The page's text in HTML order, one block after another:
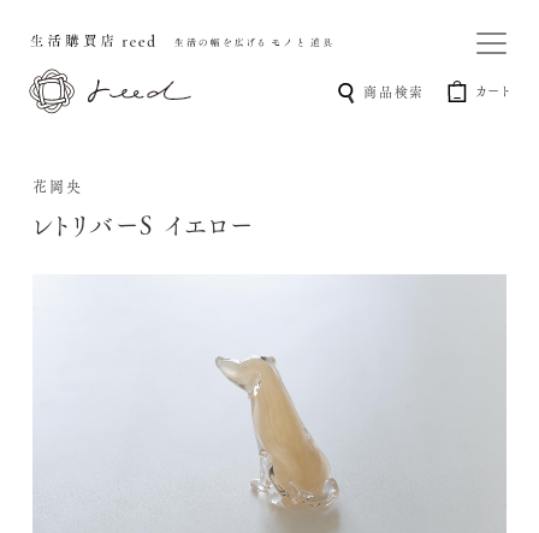
商品検索 カート
花岡央
レトリバーS イエロー